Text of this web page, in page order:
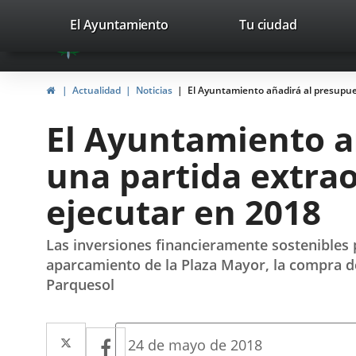
Portal
Web
del
Valladolid
avaTop
valladolid.es
El Ayuntamiento Tu ciudad
HomeActualidad Noticias El Ayuntamiento añadirá al
El Ayuntamiento
una partida
ejecutar en 2018
Las inversiones financieramente
aparcamiento de la Plaza Mayor, la compra
Parquesol
Twitter
EnlaceFacebook
Enlace
Fecha
24 de mayo de 2018